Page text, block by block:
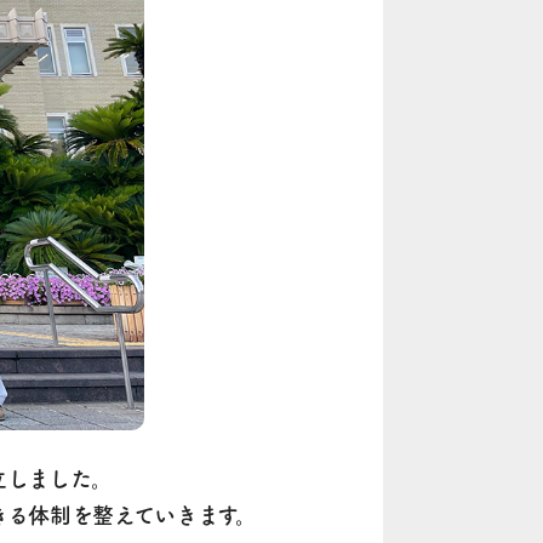
ました。
体制を整えていきます。